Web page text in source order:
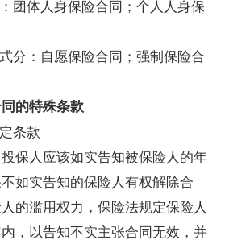
体人身保险合同；个人人身保
：自愿保险合同；强制保险合
的特殊条款
条款
人应该如实告知被保险人的年
如实告知的保险人有权解除合
的滥用权力， 保险法规定保险人
，以告知不实主张合同无效，并